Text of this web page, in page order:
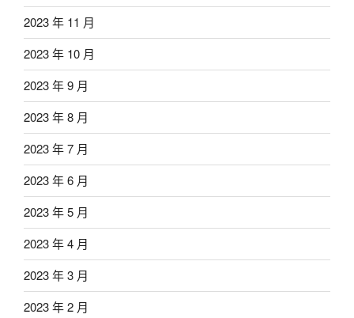
2023 年 11 月
2023 年 10 月
2023 年 9 月
2023 年 8 月
2023 年 7 月
2023 年 6 月
2023 年 5 月
2023 年 4 月
2023 年 3 月
2023 年 2 月